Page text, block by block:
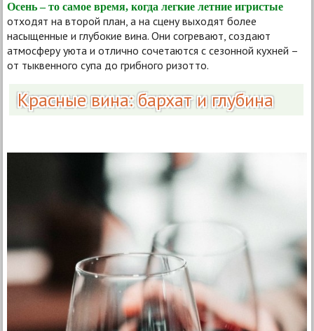
Осень – то самое время, когда легкие летние игристые
отходят на второй план, а на сцену выходят более
насыщенные и глубокие вина. Они согревают, создают
атмосферу уюта и отлично сочетаются с сезонной кухней –
от тыквенного супа до грибного ризотто.
Красные вина: бархат и глубина